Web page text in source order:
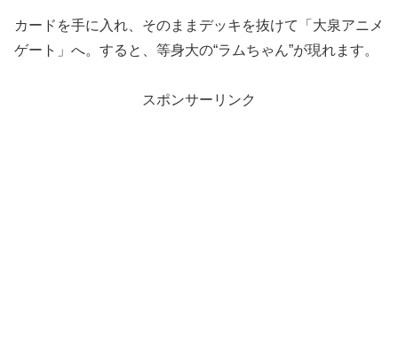
カードを手に入れ、そのままデッキを抜けて「大泉アニメ
ゲート」へ。すると、等身大の“ラムちゃん”が現れます。
スポンサーリンク